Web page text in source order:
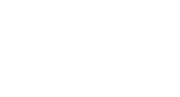
4.98 kati ya 5, tathmini 91